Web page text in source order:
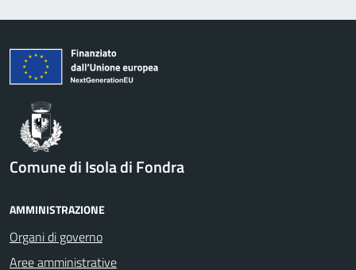
Comune di Isola di Fondra
AMMINISTRAZIONE
Organi di governo
Aree amministrative